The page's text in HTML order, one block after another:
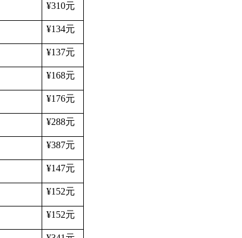
¥310元
¥134元
¥137元
¥168元
¥176元
¥288元
¥387元
¥147元
¥152元
¥152元